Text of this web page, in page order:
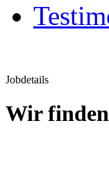
Jobdetails
Wir